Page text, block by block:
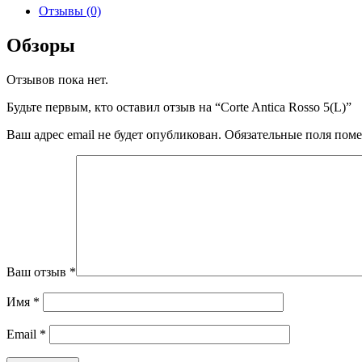
Отзывы (0)
Обзоры
Отзывов пока нет.
Будьте первым, кто оставил отзыв на “Corte Antica Rosso 5(L)”
Ваш адрес email не будет опубликован. Обязательные поля
Ваш отзыв *
Имя *
Email *